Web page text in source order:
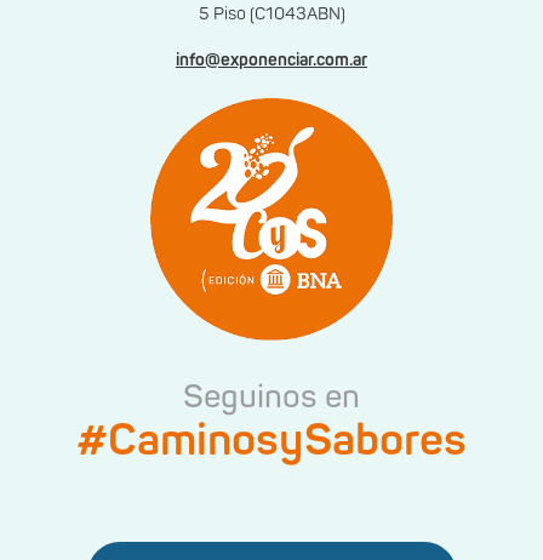
5 Piso (C1043ABN)
info@exponenciar.com.ar
Seguinos en
#CaminosySabores